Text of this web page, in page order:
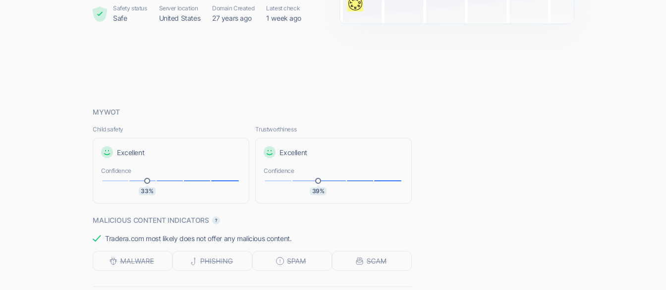
Safety status
Safe
Server location
United States
Domain Created
27 years ago
Latest check
1 week ago
MYWOT
Child safety
Excellent
Confidence
33%
Trustworthiness
Excellent
Confidence
39%
MALICIOUS CONTENT INDICATORS
Tradera.com most likely does not offer any malicious content.